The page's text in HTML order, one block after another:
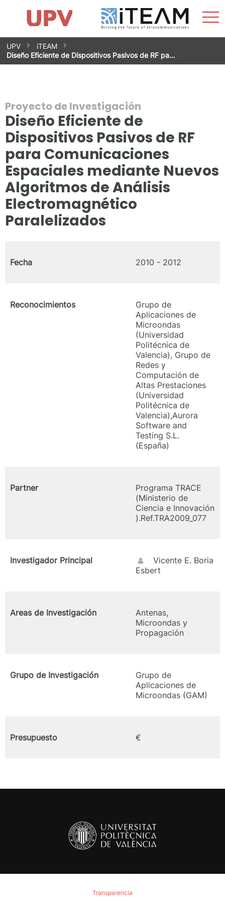
Saltar
contenido
Impacto
Grupos de investigación
Instalaciones
Spin-offs
Contacto
Prácticas
Noticias
Unidad de Igualdad
UPV
iTEAM
Diseño Eficiente de Dispositivos Pasivos de RF pa…
Proyecto de Investigación
Diseño Eficiente de
Dispositivos Pasivos de RF
para Comunicaciones
Espaciales mediante Nuevos
Algoritmos de Análisis
Electromagnético
Paralelizados
Fecha 2010 - 2012
Reconocimientos
Grupo de
Aplicaciones de
Microondas
(Universidad
Politécnica de
Valencia), Grupo de
Redes y
Computación de
Altas Prestaciones
(Universidad
Politécnica de
Valencia),Aurora
Software and
Testing S.L.
(España)
Partner
Programa TRACE
(Ministerio de
Ciencia e Innovación
).Ref.TRA2009_077
Investigador Principal
Vicente E. Boria
Esbert
Areas de Investigación
Antenas,
Microondas y
Propagación
Grupo de Investigación
Grupo de
Aplicaciones de
Microondas (GAM)
Presupuesto €
Transparencia